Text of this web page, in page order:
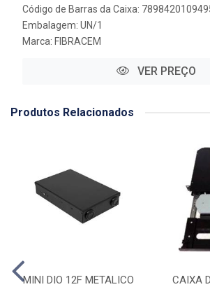
Código de Barras da Caixa:
Embalagem: UN/1
Marca: FIBRACEM
VER PREÇO
Produtos Relacionados
MINI DIO 12F METALICO
CAIXA